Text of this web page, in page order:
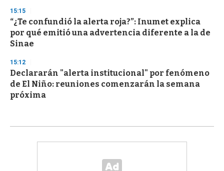
15:15
“¿Te confundió la alerta roja?”: Inumet explica
por qué emitió una advertencia diferente a la de
Sinae
15:12
Declararán "alerta institucional" por fenómeno
de El Niño: reuniones comenzarán la semana
próxima